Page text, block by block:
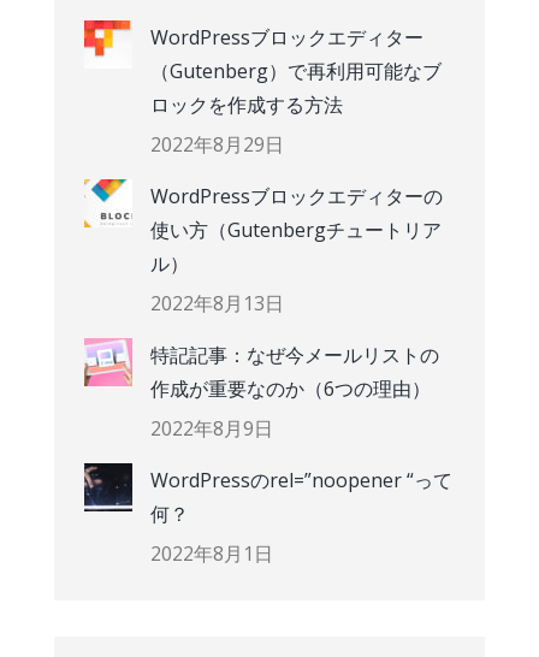
WordPressブロックエディター
（Gutenberg）で再利用可能なブ
ロックを作成する方法
2022年8月29日
WordPressブロックエディターの
使い方（Gutenbergチュートリア
ル）
2022年8月13日
特記記事：なぜ今メールリストの
作成が重要なのか（6つの理由）
2022年8月9日
WordPressのrel=”noopener “って
何？
2022年8月1日